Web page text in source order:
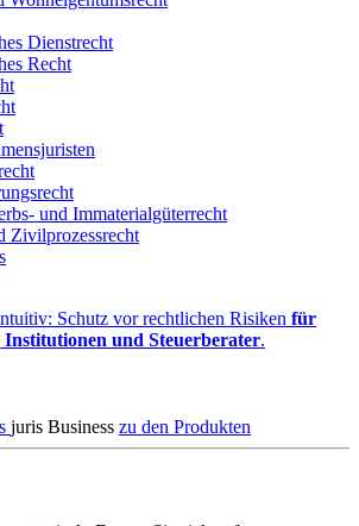
Dienstrecht
Recht
und Immaterialgüterrecht
Zivilprozessrecht
Schutz vor rechtlichen Risiken für
Institutionen und Steuerberater.
juris Business zu den Produkten